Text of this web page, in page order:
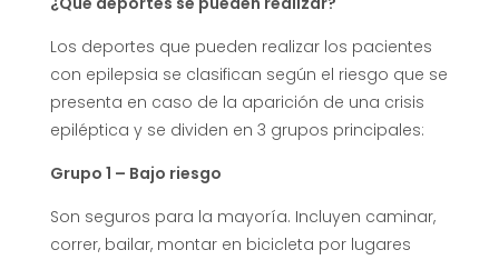
Los deportes que pueden realizar los pacientes
con epilepsia se clasifican según el riesgo que se
presenta en caso de la aparición de una crisis
epiléptica y se dividen en 3 grupos principales:
Grupo 1 – Bajo riesgo
Son seguros para la mayoría. Incluyen caminar,
correr, bailar, montar en bicicleta por lugares